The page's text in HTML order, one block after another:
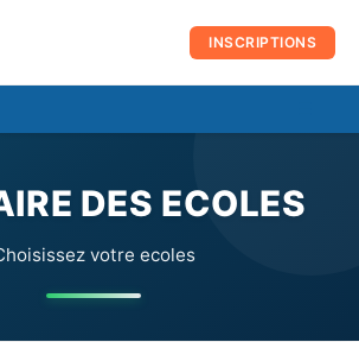
INSCRIPTIONS
DES ECOLES
votre ecoles